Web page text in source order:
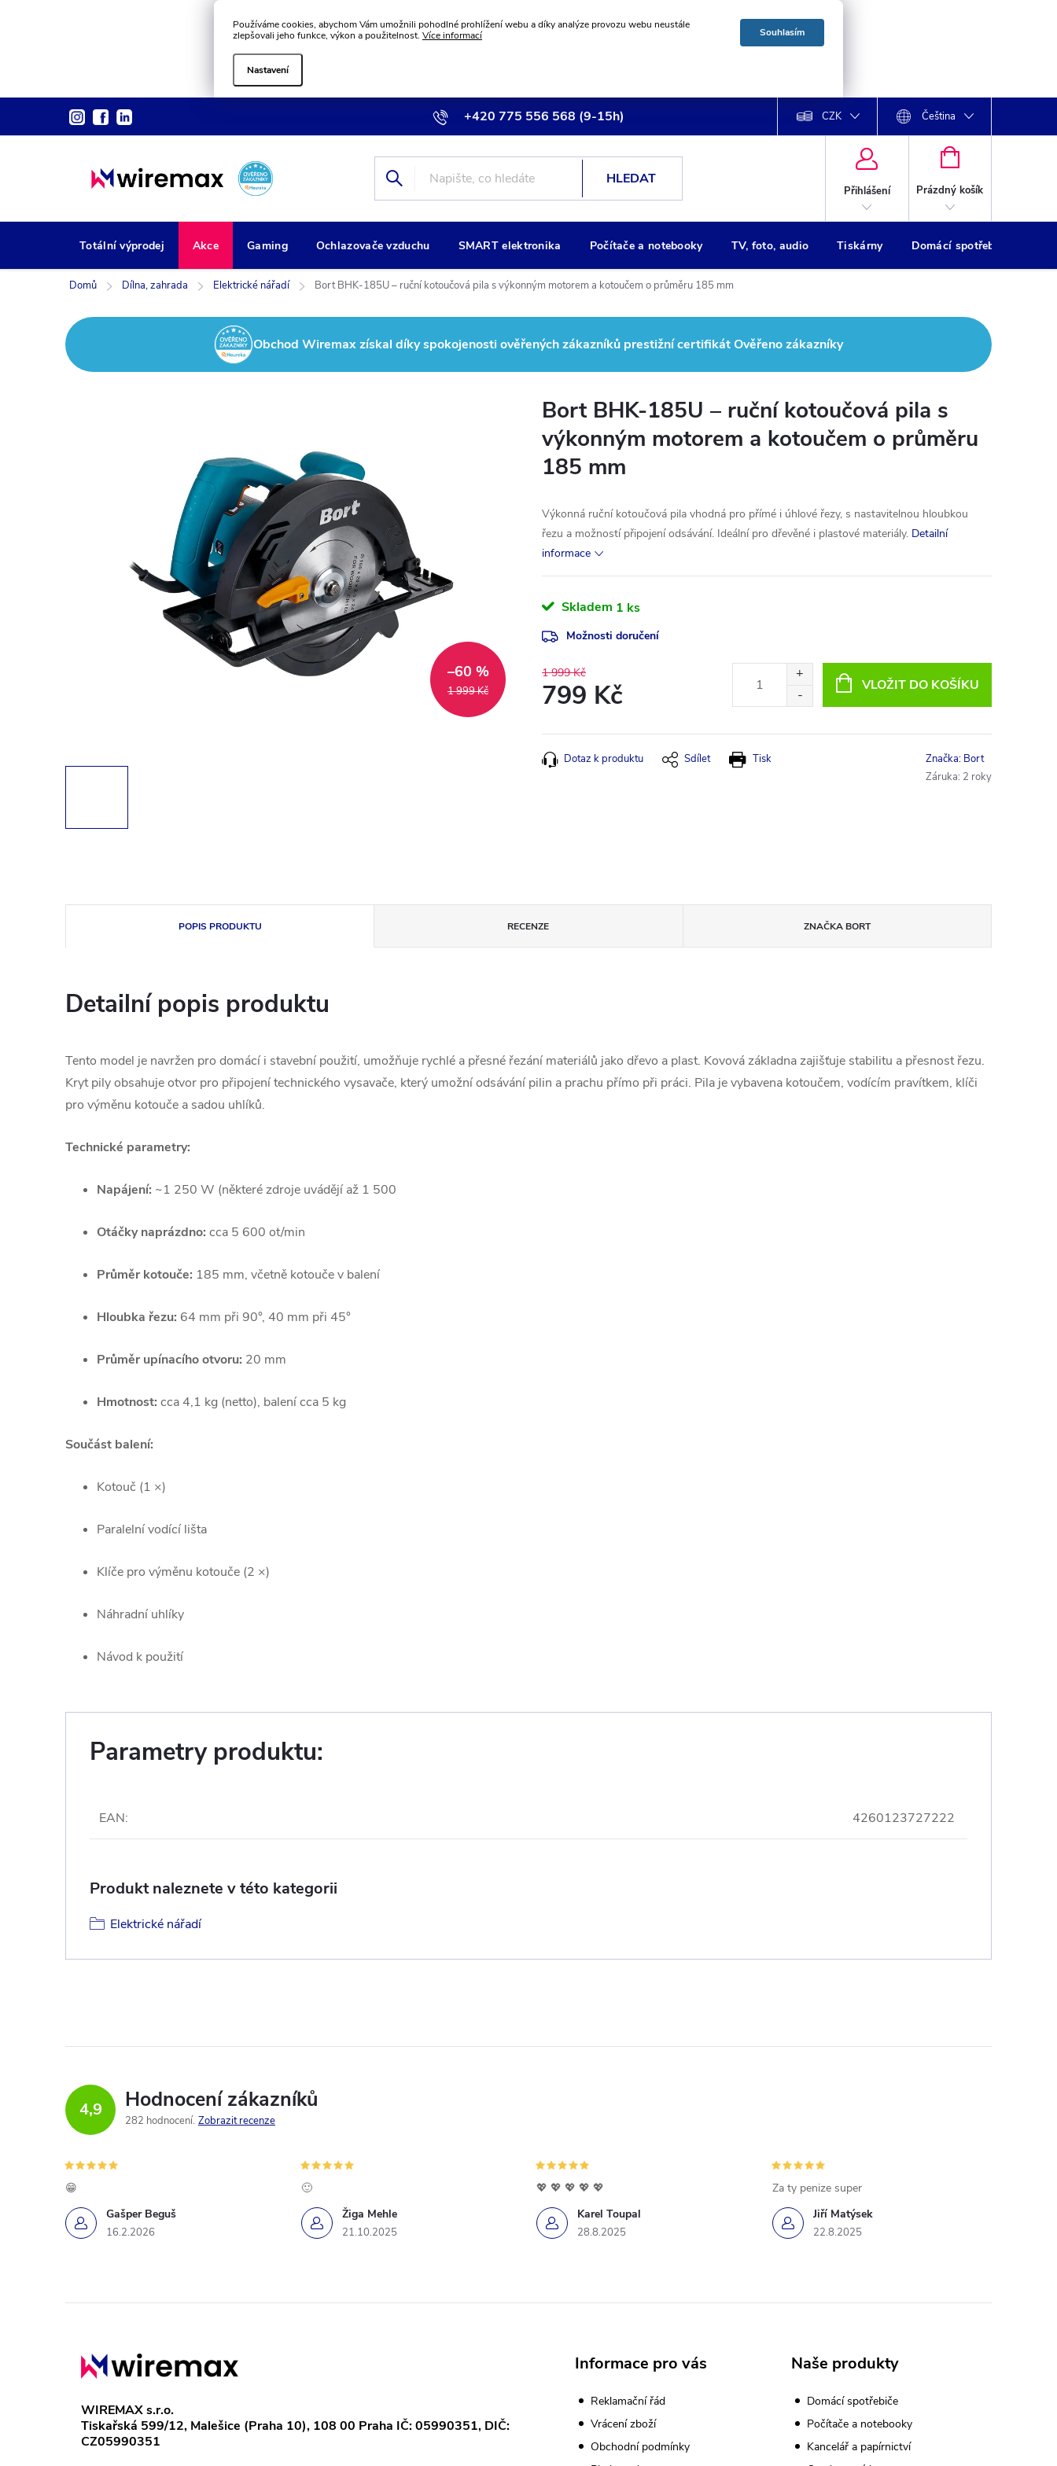
Používáme cookies, abychom Vám umožnili pohodlné prohlížení webu a díky analýze provozu webu neustále
zlepšovali jeho funkce, výkon a použitelnost. Více informací
Nastavení
Souhlasím
+420 775 556 568 (9-15h)
info@wiremax.eu
CZK Čeština
HLEDAT
Přihlášení
NÁKUPNÍ
Prázdný košík
Totální výprodej Akce Gaming Ochlazovače vzduchu SMART elektronika Počítače a notebooky TV, foto, audio Tiskárny Domácí spotřebiče
Domů Dílna, zahrada Elektrické nářadí Bort BHK-185U – ruční kotoučová pila s výkonným motorem a kotoučem o průměru 185 mm
Obchod Wiremax získal díky spokojenosti ověřených zákazníků prestižní certifikát Ověřeno zákazníky
1 999 Kč
–60 %
Bort BHK-185U – ruční kotoučová pila s
výkonným motorem a kotoučem o průměru
185 mm
Výkonná ruční kotoučová pila vhodná pro přímé i úhlové řezy, s nastavitelnou hloubkou
řezu a možností připojení odsávání. Ideální pro dřevěné i plastové materiály. Detailní
informace
Skladem 1 ks
Možnosti doručení
1 999 Kč
799 Kč
cena:
VLOŽIT DO KOŠÍKU
Tisk
Dotaz k produktu Sdílet Značka: Bort
Záruka: 2 roky
POPIS PRODUKTU RECENZE ZNAČKABORT
Detailní popis produktu
Tento model je navržen pro domácí i stavební použití, umožňuje rychlé a přesné řezání materiálů jako dřevo a plast. Kovová základna zajišťuje stabilitu a přesnost řezu.
Kryt pily obsahuje otvor pro připojení technického vysavače, který umožní odsávání pilin a prachu přímo při práci. Pila je vybavena kotoučem, vodícím pravítkem, klíči
pro výměnu kotouče a sadou uhlíků.
Technické parametry:
Napájení: ~1 250 W (některé zdroje uvádějí až 1 500
Otáčky naprázdno: cca 5 600 ot/min
Průměr kotouče: 185 mm, včetně kotouče v balení
Hloubka řezu: 64 mm při 90°, 40 mm při 45°
Průměr upínacího otvoru: 20 mm
Hmotnost: cca 4,1 kg (netto), balení cca 5 kg
Součást balení:
Kotouč (1 ×)
Paralelní vodící lišta
Klíče pro výměnu kotouče (2 ×)
Náhradní uhlíky
Návod k použití
Parametry produktu:
EAN: 4260123727222
Produkt naleznete v této kategorii
Elektrické nářadí
4,9 Hodnocení zákazníků
282 hodnocení Zobrazit recenze
Gašper Beguš
16.2.2026
😁
Žiga Mehle
21.10.2025
🙂
Karel Toupal
28.8.2025
💖 💖 💖 💖 💖
Jiří Matýsek
22.8.2025
Za ty penize super
WIREMAX s.r.o.
Tiskařská 599/12, Malešice (Praha 10), 108 00 Praha IČ: 05990351, DIČ:
CZ05990351
Informace pro vás
Reklamační řád
Vrácení zboží
Obchodní podmínky
Naše produkty
Domácí spotřebiče
Počítače a notebooky
Kancelář a papírnictví